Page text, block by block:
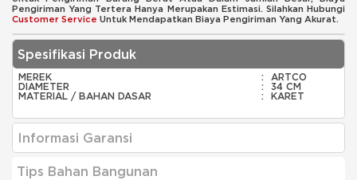
Pengiriman Yang Tertera Hanya Merupakan Estimasi. Silahkan Hubungi
Customer Service Untuk Mendapatkan Biaya Pengiriman Yang Akurat.
Spesifikasi Produk
MEREK :
ARTCO
DIAMETER
: 34 CM
MATERIAL / BAHAN DASAR
: KARET
Informasi Garansi
Tips Bahan Bangunan